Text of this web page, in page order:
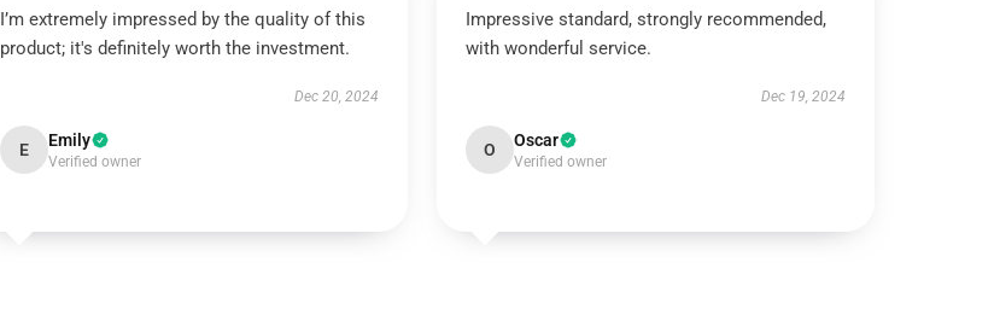
I’m extremely impressed by the quality of this
product; it's definitely worth the investment.
Dec 20, 2024
E Emily
Verified owner
Impressive standard, strongly recommended,
with wonderful service.
Dec 19, 2024
O Oscar
Verified owner